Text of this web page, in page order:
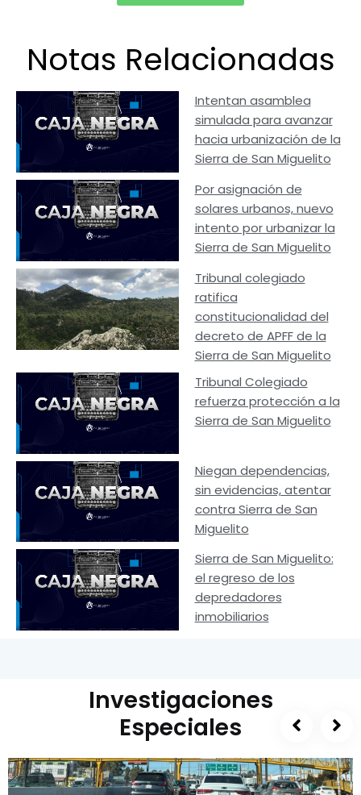
Notas Relacionadas
Intentan asamblea
simulada para avanzar
hacia urbanización de la
Sierra de San Miguelito
Por asignación de
solares urbanos, nuevo
intento por urbanizar la
Sierra de San Miguelito
Tribunal colegiado
ratifica
constitucionalidad del
decreto de APFF de la
Sierra de San Miguelito
Tribunal Colegiado
refuerza protección a la
Sierra de San Miguelito
Niegan dependencias,
sin evidencias, atentar
contra Sierra de San
Miguelito
Sierra de San Miguelito:
el regreso de los
depredadores
inmobiliarios
Investigaciones
Especiales